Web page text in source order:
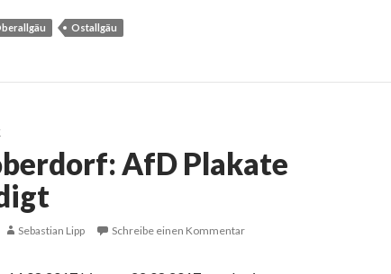
Ostallgäu
AfD Plakate
Sebastian Lipp Schreibe einen Kommentar